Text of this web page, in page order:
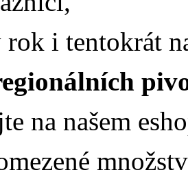
rok i tentokrát
na našem